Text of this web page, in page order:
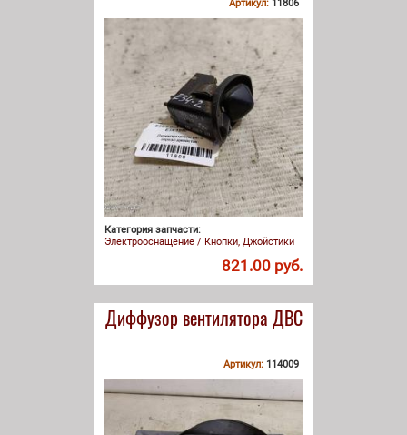
Артикул: 11806
Категория запчасти:
Электрооснащение / Кнопки, Джойстики
821.00 руб.
Диффузор вентилятора ДВС
Артикул: 114009